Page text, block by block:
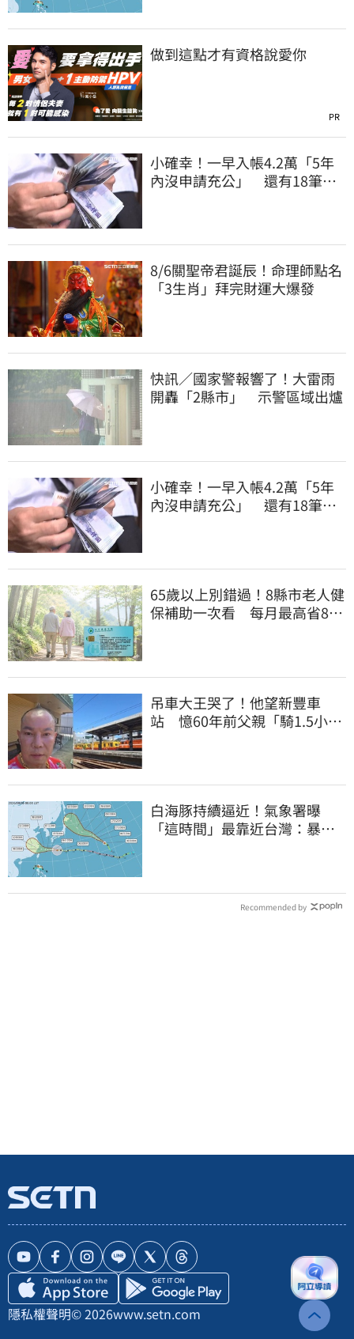
做到這點才有資格說愛你
PR
小確幸！一早入帳4.2萬「5年
內沒申請充公」 還有18筆錢
8/6關聖帝君誕辰！命理師點名
「3生肖」拜完財運大爆發
快訊／國家警報響了！大雷雨
開轟「2縣市」 示警區域出爐
小確幸！一早入帳4.2萬「5年
內沒申請充公」 還有18筆錢
65歲以上別錯過！8縣市老人健
保補助一次看 每月最高省826
吊車大王哭了！他望新豐車
站 憶60年前父親「騎1.5小時
白海豚持續逼近！氣象署曝
「這時間」最靠近台灣：暴風
Recommended by
隱私權聲明© 2026www.setn.com